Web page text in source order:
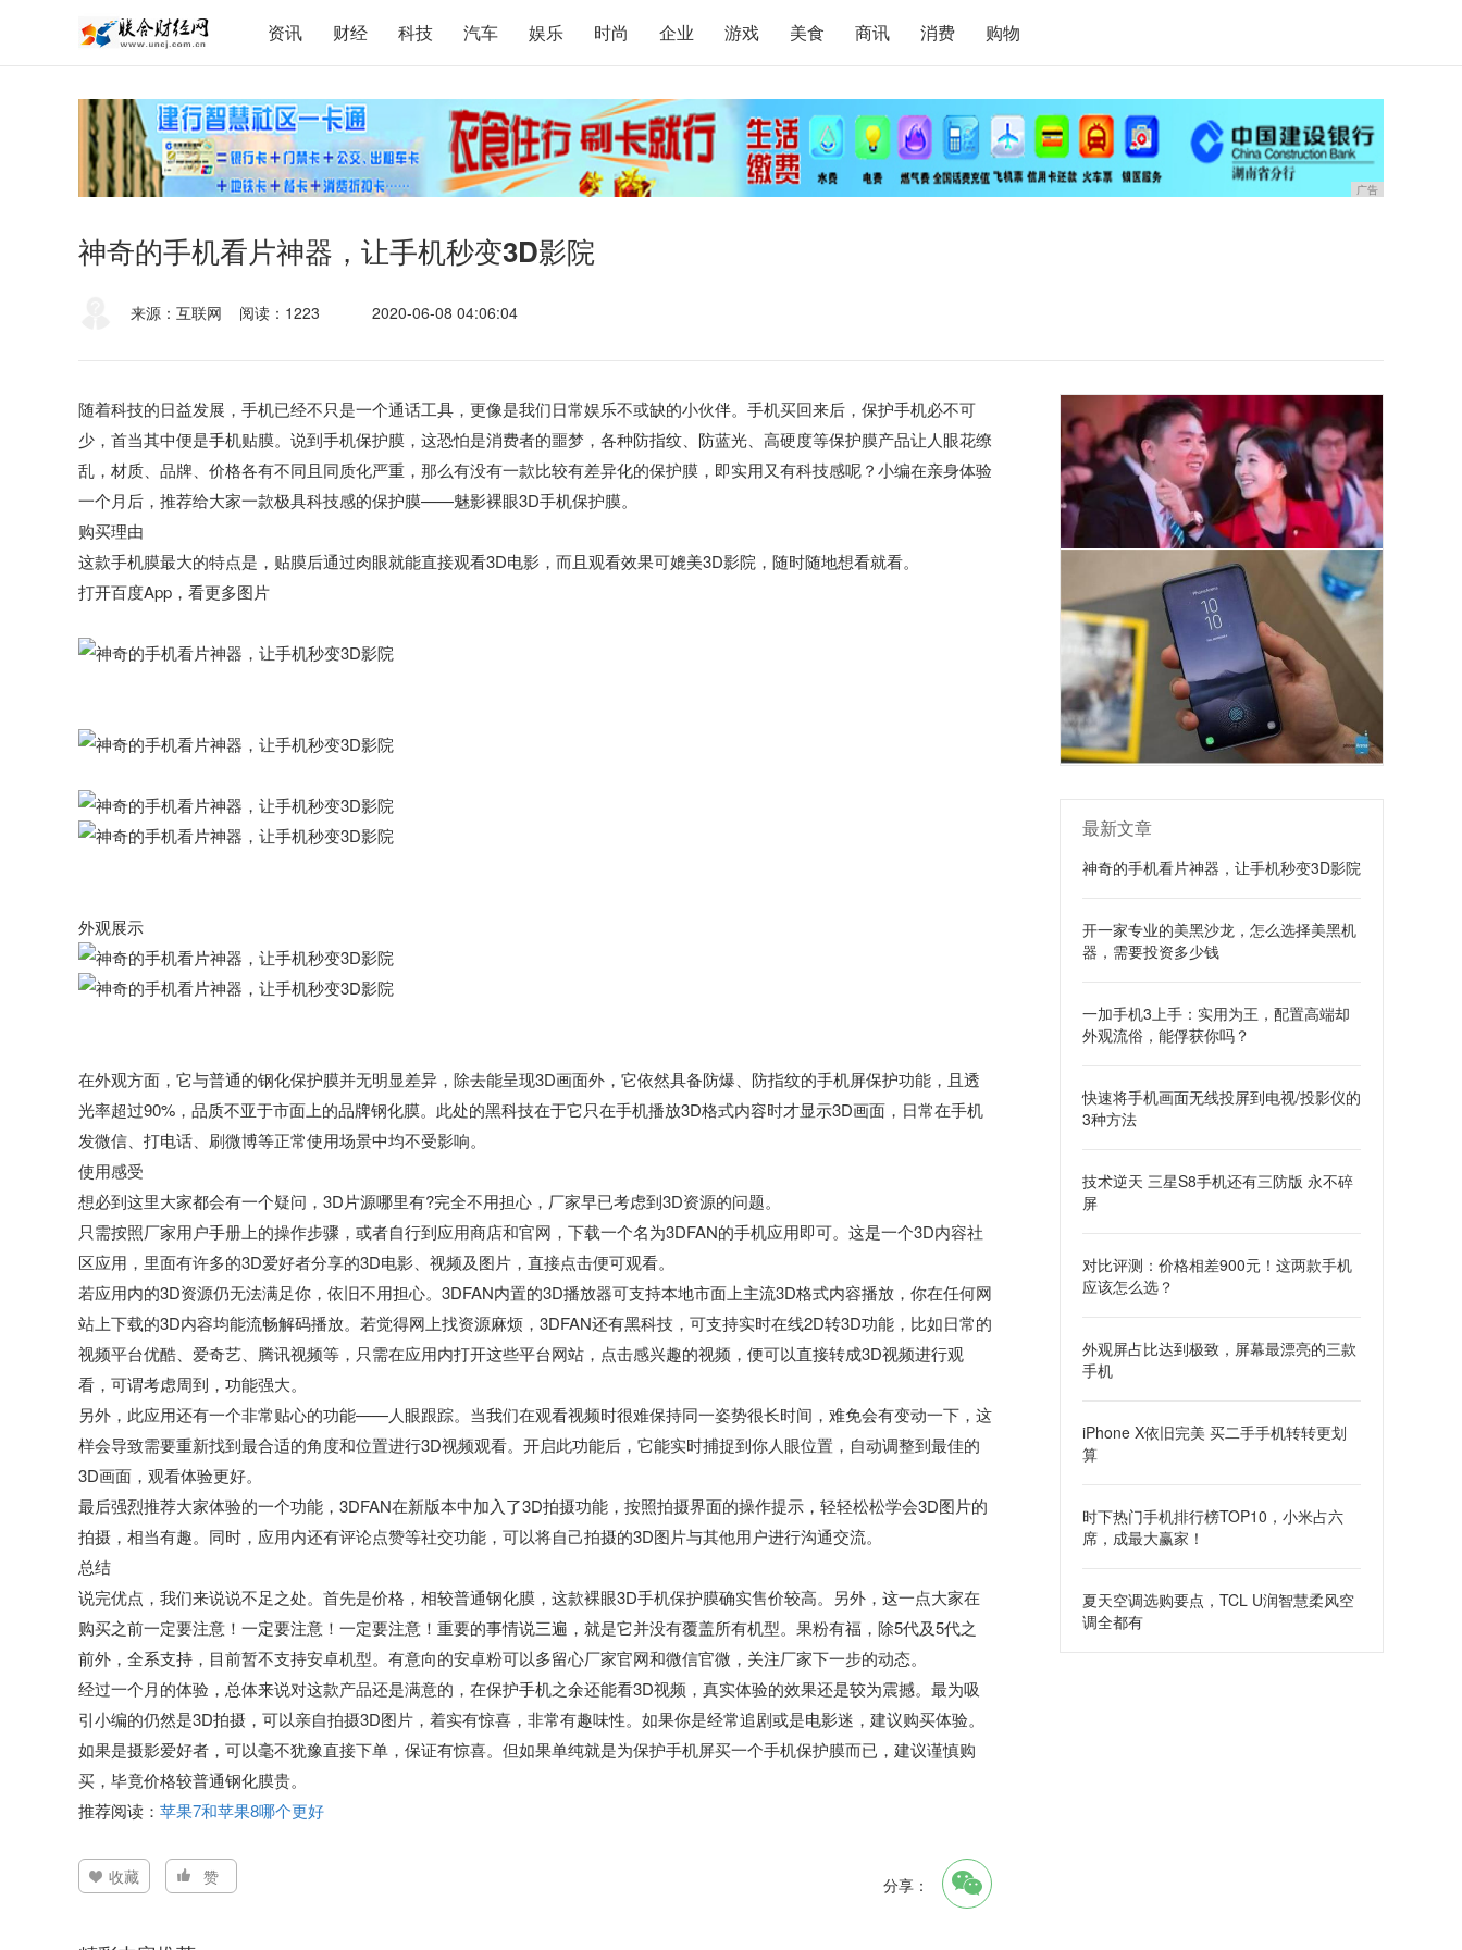
资讯 财经 科技 汽车 娱乐 时尚 企业 游戏 美食 商讯 消费 购物
广告
神奇的手机看片神器，让手机秒变3D影院
来源：互联网 阅读：1223 2020-06-08 04:06:04
随着科技的日益发展，手机已经不只是一个通话工具，更像是我们日常娱乐不或缺的小伙伴。手机买回来后，保护手机必不可
少，首当其中便是手机贴膜。说到手机保护膜，这恐怕是消费者的噩梦，各种防指纹、防蓝光、高硬度等保护膜产品让人眼花缭
乱，材质、品牌、价格各有不同且同质化严重，那么有没有一款比较有差异化的保护膜，即实用又有科技感呢？小编在亲身体验
一个月后，推荐给大家一款极具科技感的保护膜——魅影裸眼3D手机保护膜。
购买理由
这款手机膜最大的特点是，贴膜后通过肉眼就能直接观看3D电影，而且观看效果可媲美3D影院，随时随地想看就看。
打开百度App，看更多图片
外观展示
在外观方面，它与普通的钢化保护膜并无明显差异，除去能呈现3D画面外，它依然具备防爆、防指纹的手机屏保护功能，且透
光率超过90%，品质不亚于市面上的品牌钢化膜。此处的黑科技在于它只在手机播放3D格式内容时才显示3D画面，日常在手机
发微信、打电话、刷微博等正常使用场景中均不受影响。
使用感受
想必到这里大家都会有一个疑问，3D片源哪里有?完全不用担心，厂家早已考虑到3D资源的问题。
只需按照厂家用户手册上的操作步骤，或者自行到应用商店和官网，下载一个名为3DFAN的手机应用即可。这是一个3D内容社
区应用，里面有许多的3D爱好者分享的3D电影、视频及图片，直接点击便可观看。
若应用内的3D资源仍无法满足你，依旧不用担心。3DFAN内置的3D播放器可支持本地市面上主流3D格式内容播放，你在任何网
站上下载的3D内容均能流畅解码播放。若觉得网上找资源麻烦，3DFAN还有黑科技，可支持实时在线2D转3D功能，比如日常的
视频平台优酷、爱奇艺、腾讯视频等，只需在应用内打开这些平台网站，点击感兴趣的视频，便可以直接转成3D视频进行观
看，可谓考虑周到，功能强大。
另外，此应用还有一个非常贴心的功能——人眼跟踪。当我们在观看视频时很难保持同一姿势很长时间，难免会有变动一下，这
样会导致需要重新找到最合适的角度和位置进行3D视频观看。开启此功能后，它能实时捕捉到你人眼位置，自动调整到最佳的
3D画面，观看体验更好。
最后强烈推荐大家体验的一个功能，3DFAN在新版本中加入了3D拍摄功能，按照拍摄界面的操作提示，轻轻松松学会3D图片的
拍摄，相当有趣。同时，应用内还有评论点赞等社交功能，可以将自己拍摄的3D图片与其他用户进行沟通交流。
总结
说完优点，我们来说说不足之处。首先是价格，相较普通钢化膜，这款裸眼3D手机保护膜确实售价较高。另外，这一点大家在
购买之前一定要注意！一定要注意！一定要注意！重要的事情说三遍，就是它并没有覆盖所有机型。果粉有福，除5代及5代之
前外，全系支持，目前暂不支持安卓机型。有意向的安卓粉可以多留心厂家官网和微信官微，关注厂家下一步的动态。
经过一个月的体验，总体来说对这款产品还是满意的，在保护手机之余还能看3D视频，真实体验的效果还是较为震撼。最为吸
引小编的仍然是3D拍摄，可以亲自拍摄3D图片，着实有惊喜，非常有趣味性。如果你是经常追剧或是电影迷，建议购买体验。
如果是摄影爱好者，可以毫不犹豫直接下单，保证有惊喜。但如果单纯就是为保护手机屏买一个手机保护膜而已，建议谨慎购
买，毕竟价格较普通钢化膜贵。
推荐阅读： 苹果7和苹果8哪个更好
收藏 赞 分享：
最新文章
神奇的手机看片神器，让手机秒变3D影院
开一家专业的美黑沙龙，怎么选择美黑机
器，需要投资多少钱
一加手机3上手：实用为王，配置高端却
外观流俗，能俘获你吗？
快速将手机画面无线投屏到电视/投影仪的
3种方法
技术逆天 三星S8手机还有三防版 永不碎
屏
对比评测：价格相差900元！这两款手机
应该怎么选？
外观屏占比达到极致，屏幕最漂亮的三款
手机
iPhone X依旧完美 买二手手机转转更划
算
时下热门手机排行榜TOP10，小米占六
席，成最大赢家！
夏天空调选购要点，TCL U润智慧柔风空
调全都有